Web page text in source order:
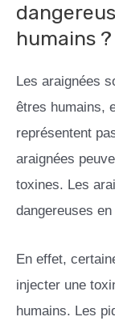
humains ?
Les araignées
êtres humains,
représentent
araignées
toxines. Les
dangereuses
En effet,
injecter une
humains. Les